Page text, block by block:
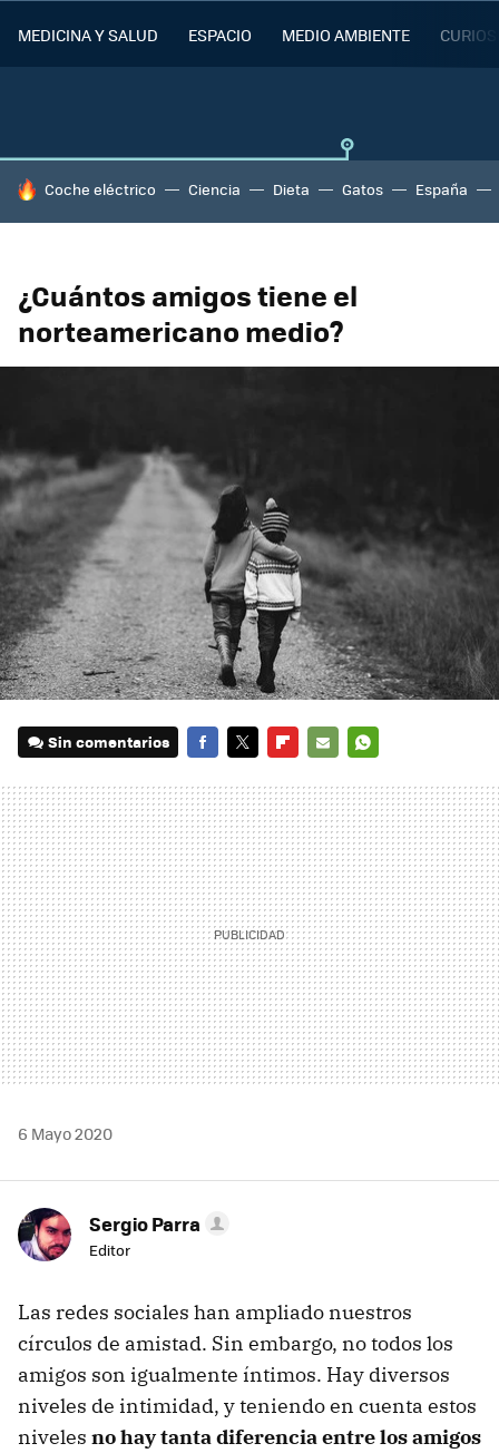
MEDICINA Y SALUD ESPACIO MEDIO AMBIENTE
HOY SE HABLA DE
Coche eléctrico Ciencia Dieta Gatos España
¿Cuántos amigos tiene el
norteamericano medio?
Sin comentarios
MAIL
6 Mayo 2020
Sergio Parra
Editor
Las redes sociales han ampliado nuestros
círculos de amistad. Sin embargo, no todos los
amigos son igualmente íntimos. Hay diversos
niveles de intimidad, y teniendo en cuenta estos
niveles no hay tanta diferencia entre los amigos